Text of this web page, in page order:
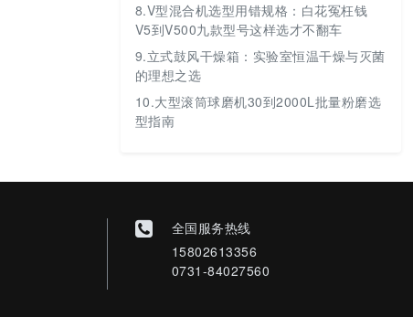
8.V型混合机选型用错规格：白花冤枉钱
V5到V500九款型号这样选才不翻车
9.立式鼓风干燥箱：实验室恒温干燥与灭菌
的理想之选
10.大型滚筒球磨机30到2000L批量粉磨选
型指南
全国服务热线
15802613356
0731-84027560